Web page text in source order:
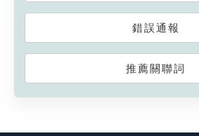
錯誤通報
推薦關聯詞